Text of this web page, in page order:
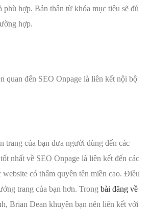
phù hợp. Bản thân từ khóa mục tiêu sẽ đủ
hợp.
quan đến SEO Onpage là liên kết nội bộ
trang của bạn đưa người dùng đến các
nhất về SEO Onpage là liên kết đến các
website có thẩm quyền tên miền cao. Điều
trang của bạn hơn. Trong bài đăng về
Brian Dean khuyên bạn nên liên kết với